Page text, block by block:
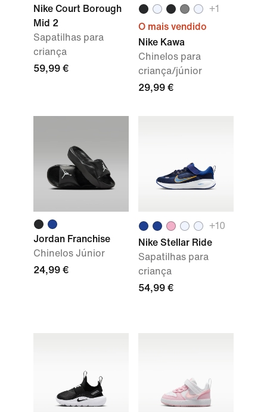
Nike Court Borough
Mid 2
Sapatilhas para
criança
59,99 €
+1
O mais vendido
Nike Kawa
Chinelos para
criança/júnior
29,99 €
Jordan Franchise
Chinelos Júnior
24,99 €
+10
Nike Stellar Ride
Sapatilhas para
criança
54,99 €